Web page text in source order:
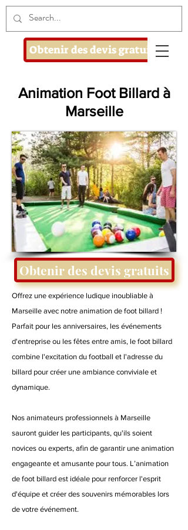
Obtenir des devis gratuits
Animation Foot Billard à
Marseille
Obtenir des devis gratuits
Offrez une expérience ludique inoubliable à
Marseille avec notre animation de foot billard !
Parfait pour les anniversaires, les événements
d'entreprise ou les fêtes entre amis, le foot billard
combine l'excitation du football et l'adresse du
billard pour créer une ambiance conviviale et
dynamique.
Nos animateurs professionnels à Marseille
sauront guider les participants, qu'ils soient
novices ou experts, afin de garantir une animation
engageante et amusante pour tous. L’animation
de foot billard est idéale pour renforcer l'esprit
d'équipe et créer des souvenirs mémorables lors
de votre événement.